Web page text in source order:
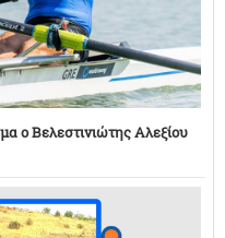
ο Βελεστινιώτης Αλεξίου